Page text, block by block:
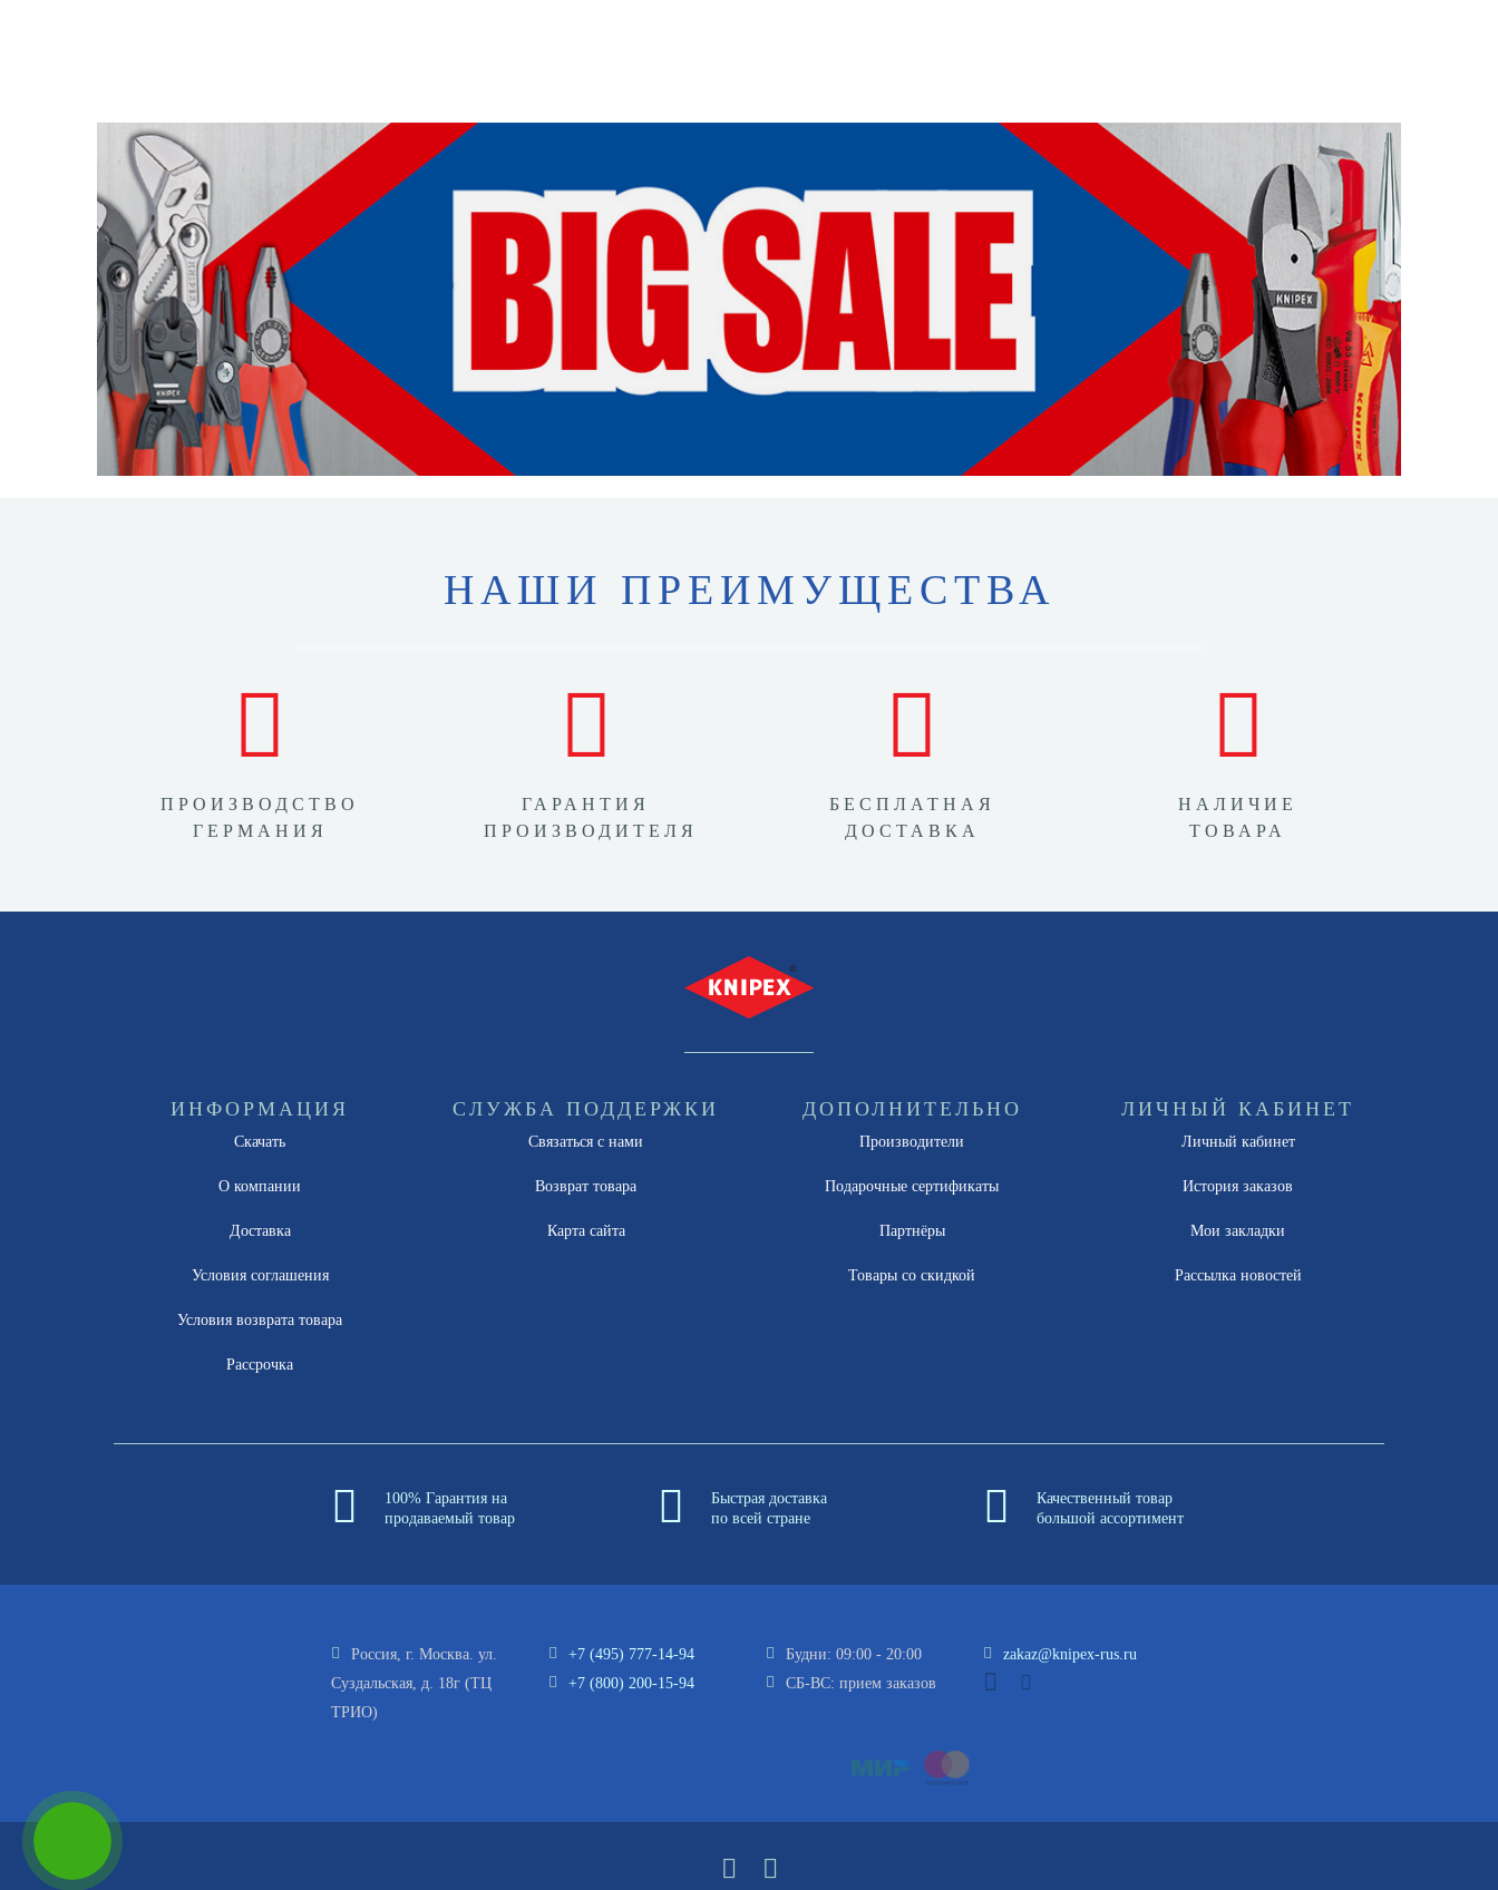
НАШИ ПРЕИМУЩЕСТВА
ПРОИЗВОДСТВО
ГЕРМАНИЯ
ГАРАНТИЯ
ПРОИЗВОДИТЕЛЯ
БЕСПЛАТНАЯ
ДОСТАВКА
НАЛИЧИЕ
ТОВАРА
ИНФОРМАЦИЯ
Скачать
О компании
Доставка
Условия соглашения
Условия возврата товара
Рассрочка
СЛУЖБА ПОДДЕРЖКИ
Связаться с нами
Возврат товара
Карта сайта
ДОПОЛНИТЕЛЬНО
Производители
Подарочные сертификаты
Партнёры
Товары со скидкой
ЛИЧНЫЙ КАБИНЕТ
Личный кабинет
История заказов
Мои закладки
Рассылка новостей
100% Гарантия на
продаваемый товар
Быстрая доставка
по всей стране
Качественный товар
большой ассортимент
Россия, г. Москва. ул.
Суздальская, д. 18г (ТЦ
ТРИО)
+7 (495) 777-14-94
+7 (800) 200-15-94
Будни: 09:00 - 20:00
СБ-ВС: прием заказов
zakaz@knipex-rus.ru